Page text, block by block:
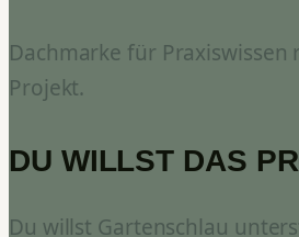
Dachmarke für
Projekt.
DU WILLST DAS
Du willst Gartenschlau